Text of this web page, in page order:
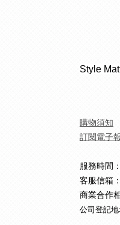
Style
購物須知
訂閱電子
服務時間
客服信箱
商業合作
公司登記